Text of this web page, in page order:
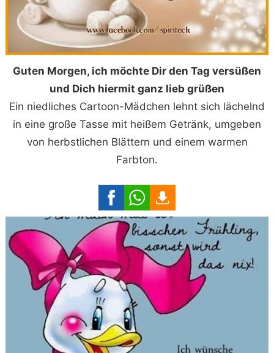
Guten Morgen, ich möchte Dir den Tag versüßen
und Dich hiermit ganz lieb grüßen
Ein niedliches Cartoon-Mädchen lehnt sich lächelnd
in eine große Tasse mit heißem Getränk, umgeben
von herbstlichen Blättern und einem warmen
Farbton.